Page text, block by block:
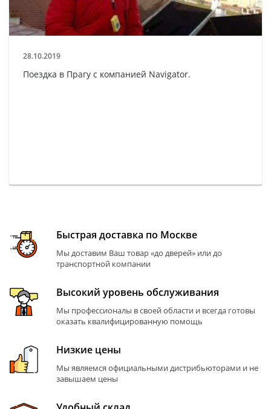
28.10.2019
Поездка в Прагу с компанией Navigator.
Быстрая доставка по Москве
Мы доставим Ваш товар «до дверей» или до
транспортной компании
Высокий уровень обслуживания
Мы профессионалы в своей области и всегда готовы
оказать квалифицированную помощь
Низкие цены
Мы являемся официальными дистрибьюторами и не
завышаем цены